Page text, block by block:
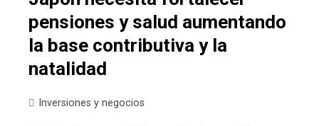
pensiones y salud aumentando
la base contributiva y la
natalidad
Inversiones y negocios